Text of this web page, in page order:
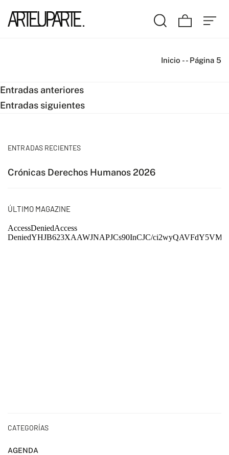
Inicio -- Página 5
Navegación
de
Entradas anteriores
Entradas siguientes
ENTRADAS RECIENTES
Crónicas Derechos Humanos 2026
ÚLTIMO MAGAZINE
CATEGORÍAS
AGENDA